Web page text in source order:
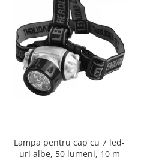
Lampa pentru cap cu 7 led-
uri albe, 50 lumeni, 10 m